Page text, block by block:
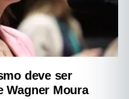
deve ser
Wagner Moura